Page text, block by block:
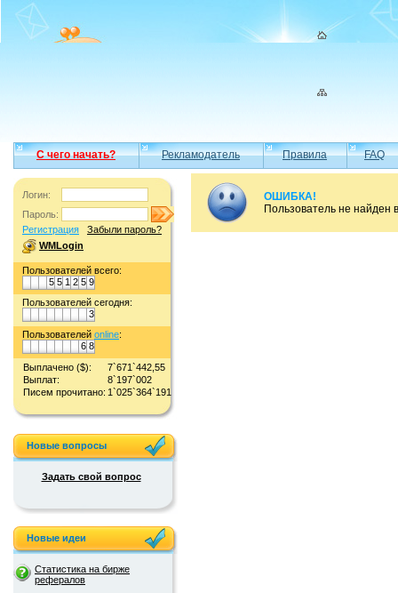
С чего начать? Рекламодатель Правила FAQ
Логин:
Пароль:
Регистрация
Забыли пароль?
WMLogin
Пользователей всего:
5 5 1 2 5 9
Пользователей сегодня:
3
Пользователей online:
6 8
Выплачено ($):
7`671`442,55
Выплат:
8`197`002
Писем прочитано: 1`025`364`191
Новые вопросы
Задать свой вопрос
Новые идеи
Статистика на бирже
рефералов
ОШИБКА!
Пользователь не найден